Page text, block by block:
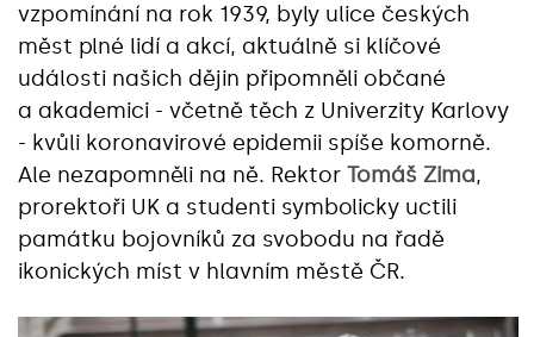
vzpomínání na rok 1939, byly ulice českých
měst plné lidí a akcí, aktuálně si klíčové
události našich dějin připomněli občané
a akademici - včetně těch z Univerzity Karlovy
- kvůli koronavirové epidemii spíše komorně.
Ale nezapomněli na ně. Rektor Tomáš Zima,
prorektoři UK a studenti symbolicky uctili
památku bojovníků za svobodu na řadě
ikonických míst v hlavním městě ČR.